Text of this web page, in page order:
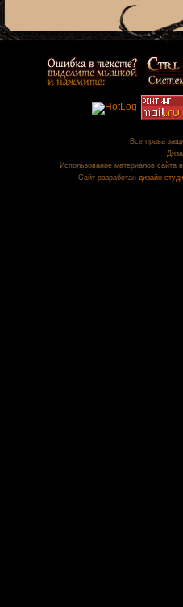
Все права
Использование материалов сайта
Сайт разработан дизайн-